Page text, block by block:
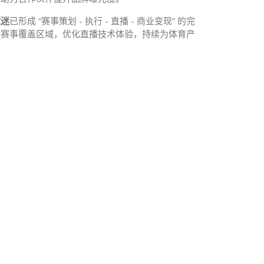
已形成 “赛事策划 - 执行 - 直播 - 商业变现” 的完
事覆盖区域，优化直播技术体验，持续为体育产